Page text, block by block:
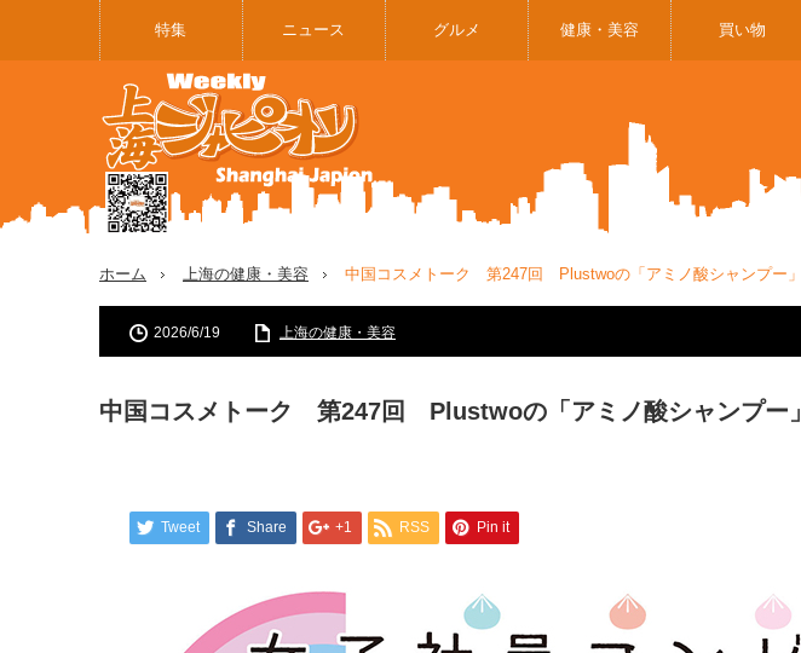
特集 ニュース グルメ 健康・美容 買い物
ホーム 上海の健康・美容 中国コスメトーク 第247回 Plustwoの「アミノ酸シャンプー」
2026/6/19 上海の健康・美容
中国コスメトーク 第247回 Plustwoの「アミノ酸シャンプー」
Tweet Share +1 RSS Pin it